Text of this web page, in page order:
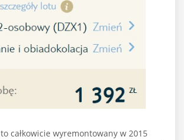
to całkowicie wyremontowany w 2015